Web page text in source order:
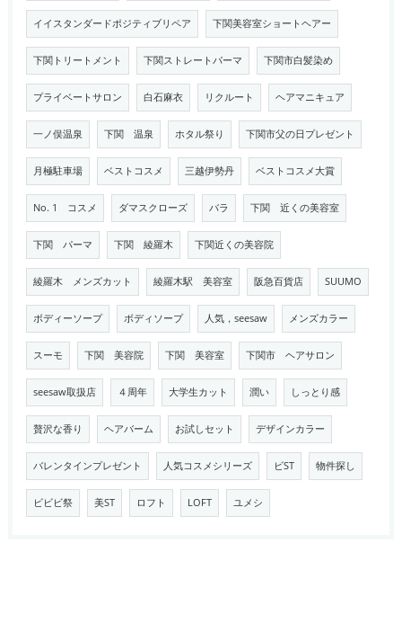
イイスタンダードポジティブリペア 下関美容室ショートヘアー
下関トリートメント 下関ストレートパーマ 下関市白髪染め
プライベートサロン 白石麻衣 リクルート ヘアマニキュア
一ノ俣温泉 下関 温泉 ホタル祭り 下関市父の日プレゼント
月極駐車場 ベストコスメ 三越伊勢丹 ベストコスメ大賞
No. 1 コスメ ダマスクローズ バラ 下関 近くの美容室
下関 パーマ 下関 綾羅木 下関近くの美容院
綾羅木 メンズカット 綾羅木駅 美容室 阪急百貨店 SUUMO
ボディーソープ ボディソープ 人気，seesaw メンズカラー
スーモ 下関 美容院 下関 美容室 下関市 ヘアサロン
seesaw取扱店 ４周年 大学生カット 潤い しっとり感
贅沢な香り ヘアバーム お試しセット デザインカラー
バレンタインプレゼント 人気コスメシリーズ ビST 物件探し
ビビビ祭 美ST ロフト LOFT ユメシ